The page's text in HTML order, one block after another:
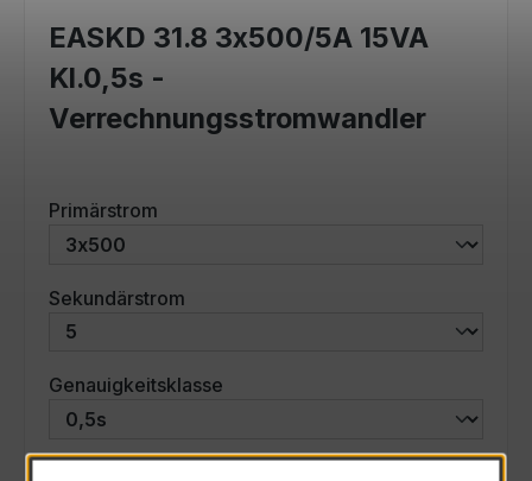
EASKD 31.8 3x500/5A 15VA
Kl.0,5s -
Verrechnungsstromwandler
Primärstrom
Sekundärstrom
Genauigkeitsklasse